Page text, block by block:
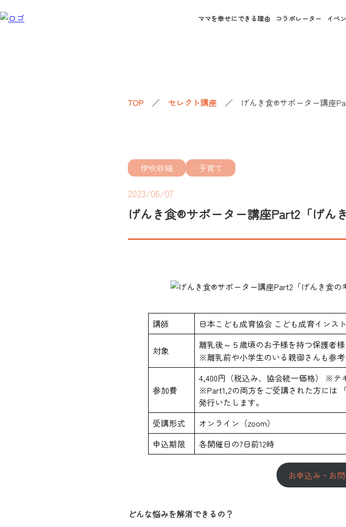
ママを幸せにできる理由 コラボレーター イベ
TOP ／ セレクト講座 ／ げんき食®サポーター講座
伊吹砂織 子育て
2023/06/07
げんき食®サポーター講座Part2「げん
講師 日本こども成育協会 こども成育インス
対象
離乳後～５歳頃のお子様を持つ保護者
※離乳前や小学生のいる親御さんも参考
参加費
4,400円（税込み、協会統一価格） ※
※Part1,2の両方をご受講された方には
発行いたします。
受講形式
オンライン（zoom）
申込期限
各開催日の7日前12時
お申込み・お
どんな悩みを解消できるの？